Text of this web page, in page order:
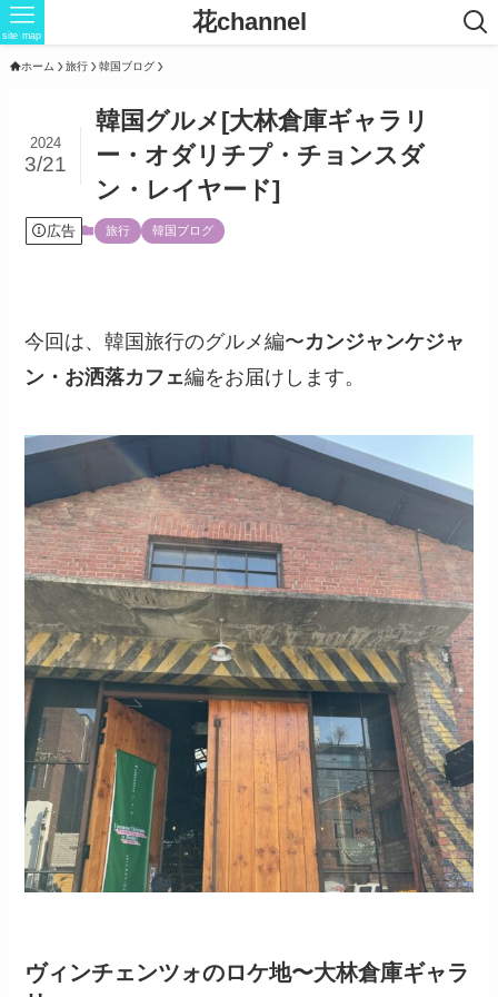
花channel
site map
ホーム 旅行 韓国ブログ
韓国グルメ[大林倉庫ギャラリ
ー・オダリチプ・チョンスダ
ン・レイヤード]
2024
3/21
広告 旅行 韓国ブログ
今回は、韓国旅行のグルメ編〜カンジャンケジャ
ン・お洒落カフェ編をお届けします。
ヴィンチェンツォのロケ地〜大林倉庫ギャラ